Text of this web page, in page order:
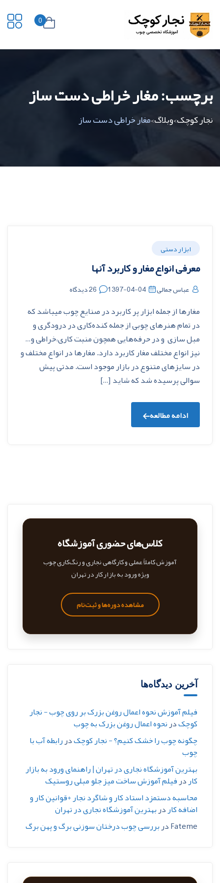
0
برچسب:مغار خراطی دست ساز
نجار کوچک>وبلاگ>مغار خراطی دست ساز
ابزار دستی
معرفی انواع مغار و کاربرد آنها
عباس جمالی 1397-04-04 26 دیدگاه
مغارها از جمله ابزار پر کاربرد در صنایع چوب میباشد که
در تمام هنرهای چوبی از جمله کنده‌کاری در درودگری و
مبل سازی و در حرفه‌هایی همچون منبت کاری،خراطی و…
نیز انواع مختلف مغار کاربرد دارد. مغارها در انواع مختلف و
در سایزهای متنوع در بازار موجود است. مدتی پیش
سوالی پرسیده شد که شاید […]
ادامه مطالعه
کلاس‌های حضوری آموزشگاه
آموزش کاملاً عملی و کارگاهی نجاری و رنگ‌کاری چوب
ویژه ورود به بازار کار در تهران
مشاهده دوره‌ها و ثبت‌نام
آخرین دیدگاه‌ها
فیلم آموزش نحوه اعمال روغن بزرک بر روی چوب - نجار
کوچکدرنحوه اعمال روغن بزرک به چوب
چگونه چوب را خشک کنیم؟ - نجار کوچکدررابطه آب با
چوب
بهترین آموزشگاه نجاری در تهران | راهنمای ورود به بازار
کاردرفیلم آموزش ساخت میز جلو مبلی روستیک
محاسبه دستمزد استاد کار و شاگرد نجار +قوانین کار و
اضافه کاردربهترین آموزشگاه نجاری در تهران
Fatemeدربررسی چوب درختان سوزنی برگ و پهن برگ